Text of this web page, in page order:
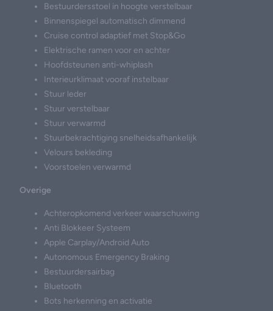
Bestuurdersstoel in hoogte verstelbaar
Binnenspiegel automatisch dimmend
Cruise control adaptief met Stop&Go
Elektrische ramen voor en achter
Hoofdsteunen anti-whiplash
Interieurklimaat vooraf instelbaar
Stuur leder
Stuur verstelbaar
Stuur verwarmd
Stuurbekrachtiging snelheidsafhankelijk
Velours bekleding
Voorstoelen verwarmd
Overige
Achteropkomend verkeer waarschuwing
Anti Blokkeer Systeem
Apple Carplay/Android Auto
Autonomous Emergency Braking
Bestuurdersairbag
Bluetooth
Bots herkenning en activatie